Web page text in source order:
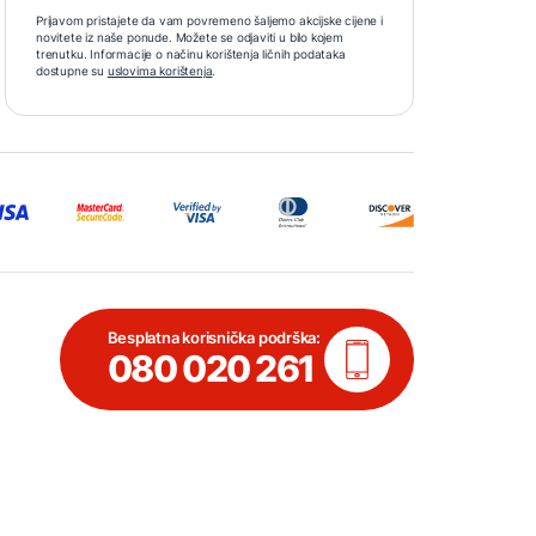
Prijavom pristajete da vam povremeno šaljemo akcijske cijene i
novitete iz naše ponude. Možete se odjaviti u bilo kojem
trenutku. Informacije o načinu korištenja ličnih podataka
dostupne su uslovima korištenja.
Besplatna korisnička podrška:
080 020 261